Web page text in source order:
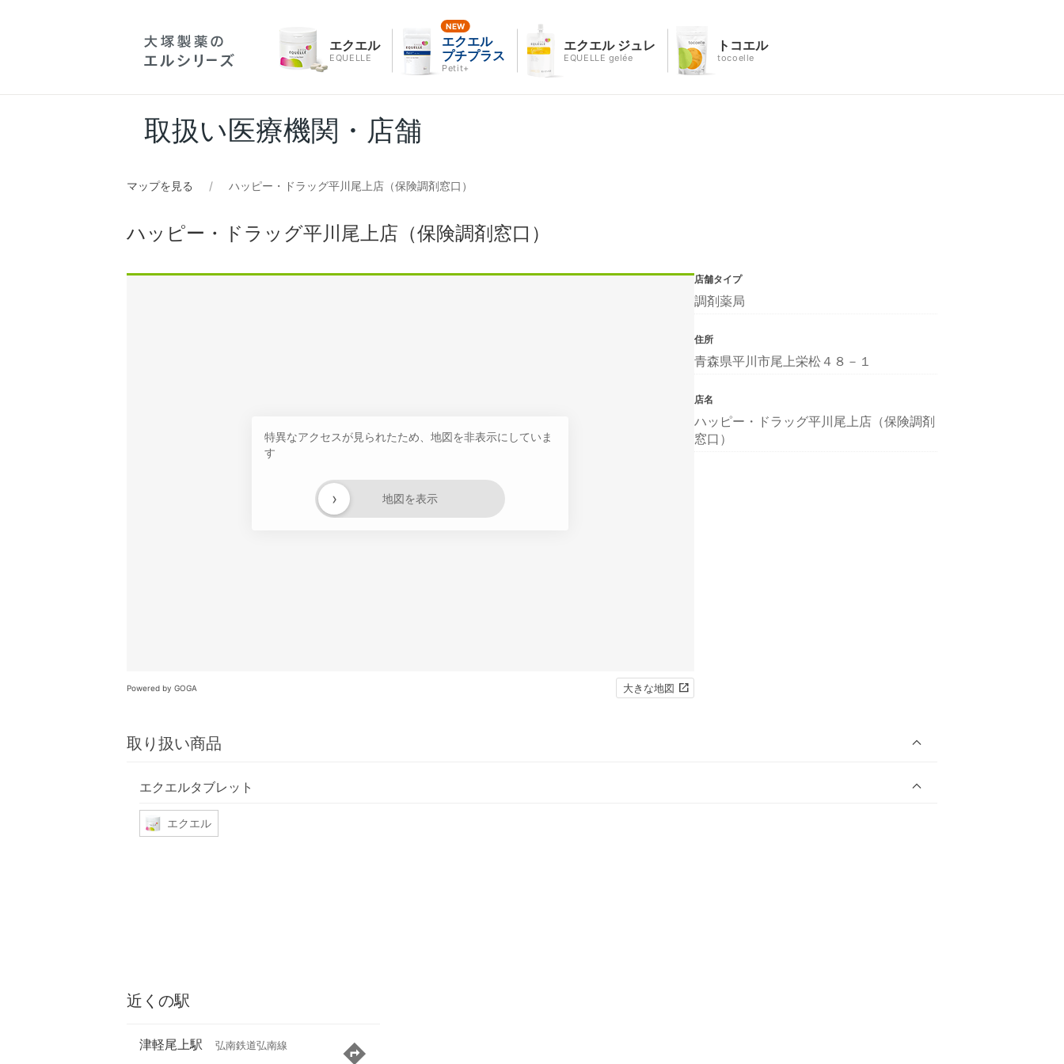
エクエル
EQUELLE
エクエル
プチプラス
Petit+
エクエル ジュレ
EQUELLE gelée
トコエル
tocoelle
取扱い医療機関・店舗
マップを見る ハッピー・ドラッグ平川尾上店（保険調剤窓口）
ハッピー・ドラッグ平川尾上店（保険調剤窓口）
特異なアクセスが見られたため、地図を非表示にしていま
す
地図を表示
›
Powered by GOGA 大きな地図
取り扱い商品
エクエルタブレット
エクエル
店舗タイプ
調剤薬局
住所
青森県平川市尾上栄松４８－１
店名
ハッピー・ドラッグ平川尾上店（保険調剤
窓口）
近くの駅
津軽尾上駅 弘南鉄道弘南線